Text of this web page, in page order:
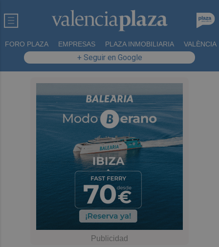
FORO PLAZA EMPRESAS PLAZA INMOBILIARIA VALÈNCIA
+ Seguir en Google